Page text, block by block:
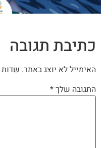
כתיבת תגובה
האימייל לא יוצג באתר. שדות
התגובה שלך*